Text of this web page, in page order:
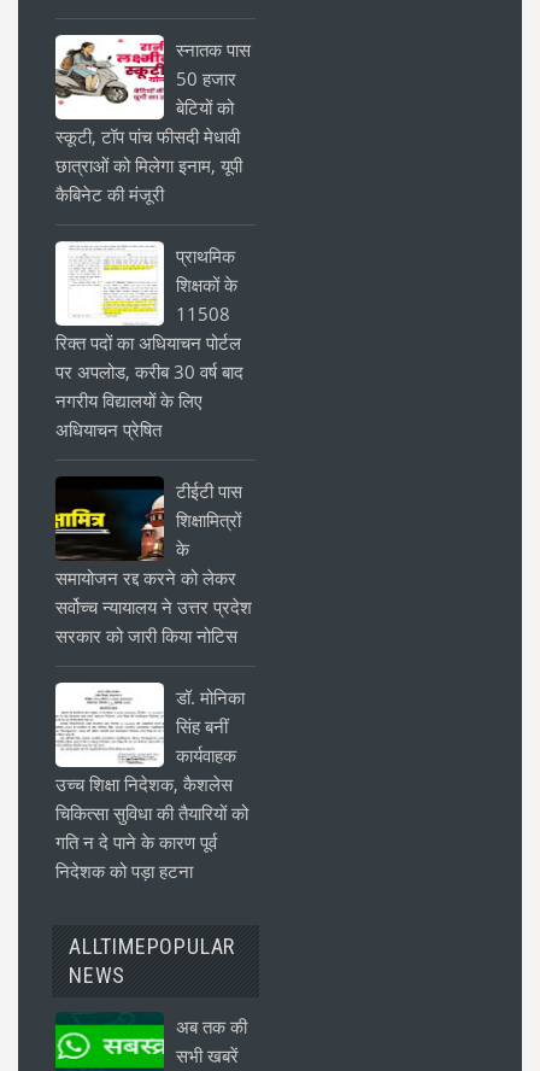
स्नातक पास
50 हजार
बेटियों को
स्कूटी, टॉप पांच फीसदी मेधावी
छात्राओं को मिलेगा इनाम, यूपी
कैबिनेट की मंजूरी
प्राथमिक
शिक्षकों के
11508
रिक्त पदों का अधियाचन पोर्टल
पर अपलोड, करीब 30 वर्ष बाद
नगरीय विद्यालयों के लिए
अधियाचन प्रेषित
टीईटी पास
शिक्षामित्रों
के
समायोजन रद्द करने को लेकर
सर्वोच्च न्यायालय ने उत्तर प्रदेश
सरकार को जारी किया नोटिस
डॉ. मोनिका
सिंह बनीं
कार्यवाहक
उच्च शिक्षा निदेशक, कैशलेस
चिकित्सा सुविधा की तैयारियों को
गति न दे पाने के कारण पूर्व
निदेशक को पड़ा हटना
ALLTIMEPOPULAR
NEWS
अब तक की
सभी खबरें